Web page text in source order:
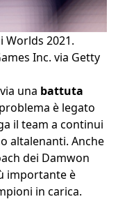
Worlds 2021.
Inc. via Getty
una battuta
è legato
il team a continui
altalenanti. Anche
dei Damwon
importante è
in carica.